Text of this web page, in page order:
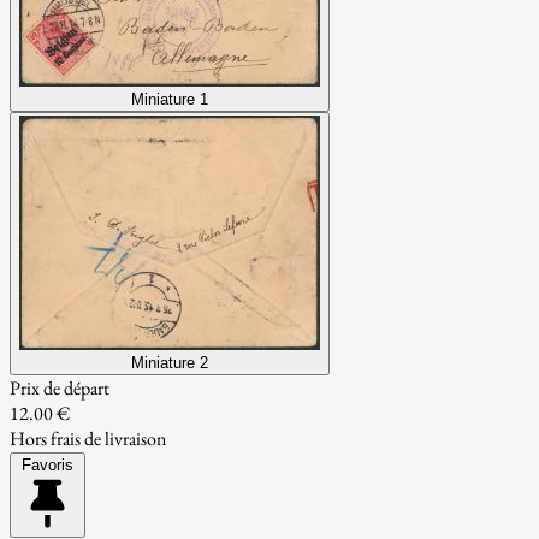
Miniature 1
Miniature 2
Prix de départ
12.00 €
Hors frais de livraison
Favoris